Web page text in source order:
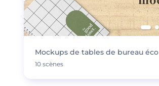
Mockups de tables de bureau éco
10 scènes